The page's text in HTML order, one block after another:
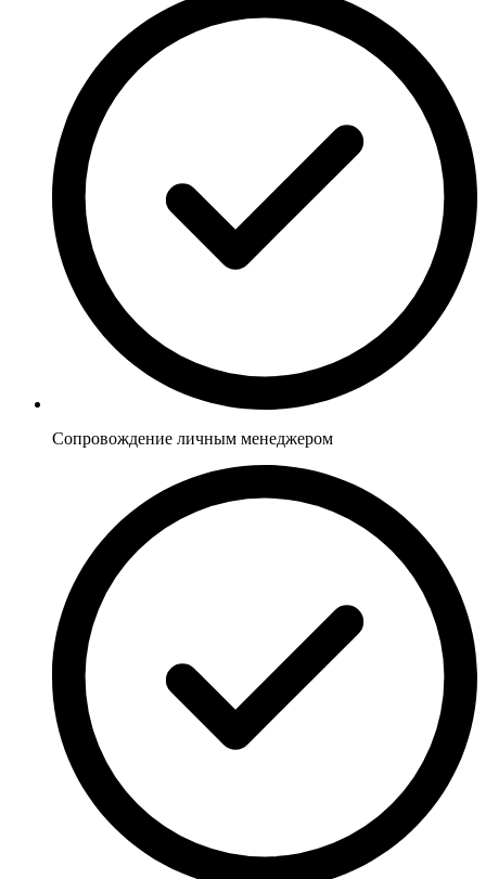
Сопровождение личным менеджером